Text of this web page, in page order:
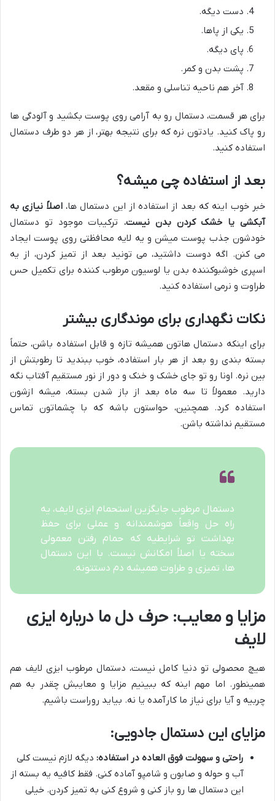
دست دیگه.
یکی از پاها.
پای دیگه.
پشت بدن و کمر.
آخر هم ناحیه تناسلی و مقعد.
برای هر قسمت، دستمال رو به آرامی روی پوست بکشید و آلودگی ها
رو پاک کنید. یادتون نره که برای نتیجه بهتر، از هر دو طرف دستمال
استفاده کنید.
بعد از استفاده چی میشه؟
خبر خوب اینه که بعد از استفاده از این دستمال ها،اصلاً نیازی به
آبکشی یا خشک کردن بدن نیست. ترکیبات موجود تو دستمال
خودشون جذب پوست میشن و یه لایه محافظتی روی پوست ایجاد
می کنن. اگه دوست داشتید، می تونید بعد از تمیز کردن، از یه
اسپری خوشبوکننده بدن یا لوسیون مرطوب کننده برای تکمیل حس
طراوت و نرمی استفاده کنید.
نکات نگهداری برای موندگاری بیشتر
برای اینکه دستمال هاتون همیشه تازه و قابل استفاده باشن، حتماً
بسته بندی رو بعد از هر بار استفاده، خوب ببندید تا رطوبتش از
بین نره. اونا رو تو جای خشک و خنک و دور از نور مستقیم آفتاب نگه
دارید. معمولاً تا سه ماه بعد از باز شدن بسته، میشه ازشون
استفاده کرد. همچنین، حواستون باشه که با چشماتون تماس
مستقیم نداشته باشن.
دستمال مرطوب جایگزین استحمام ایزی لایف، یه
راه حل واقعاً هوشمندانه و عملی برای حفظ
بهداشت تو شرایطیه که حمام رفتن معمولی
سخته یا اصلاً امکانش نیست. با این دستمال
ها، تمیزی و طراوت همیشه دم دستتونه.
مزایا و معایب: حرف دل ما درباره ایزی
لایف
هیچ محصولی تو دنیا کامل نیست، دستمال مرطوب ایزی لایف هم
همینطور. اما مهم اینه که ببینیم مزایا و معایبش چقدر به هم
چربیه و آیا برای نیاز ما کارآمده یا نه. بیاید روراست باشیم.
مزایای این دستمال جادویی:
راحتی و سهولت فوق العاده در استفاده: دیگه لازم نیست کلی
آب و حوله و صابون و شامپو آماده کنی. فقط کافیه یه بسته از
این دستمال ها رو باز کنی و شروع کنی به تمیز کردن. خیلی